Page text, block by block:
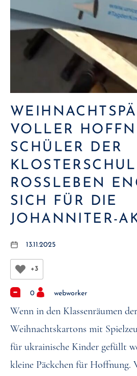
VOLLER
SCHÜLER DER
ROSSLEBEN
ICH FÜR DIE J
OHANNITER-
13.11.2025
+3
0 webworker
Wenn in den Klassenräumen
Weihnachtskartons mit
für ukrainische Kinder gefüllt
kleine Päckchen für Hoffnung.